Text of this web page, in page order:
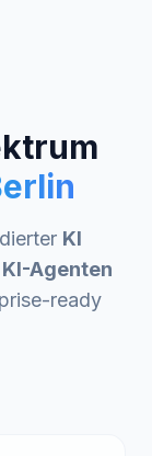
KI
KI-Agenten
ready